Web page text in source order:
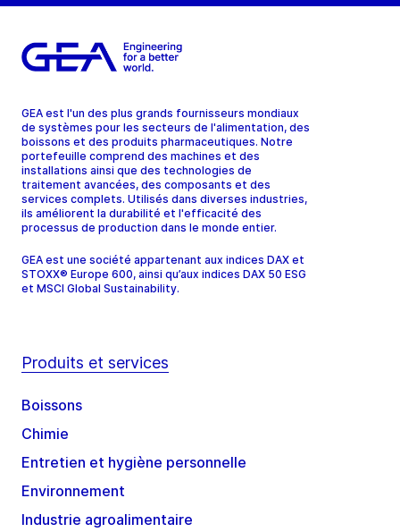
GEA est l'un des plus grands fournisseurs mondiaux
de systèmes pour les secteurs de l'alimentation, des
boissons et des produits pharmaceutiques. Notre
portefeuille comprend des machines et des
installations ainsi que des technologies de
traitement avancées, des composants et des
services complets. Utilisés dans diverses industries,
ils améliorent la durabilité et l'efficacité des
processus de production dans le monde entier.
GEA est une société appartenant aux indices DAX et
STOXX® Europe 600, ainsi qu’aux indices DAX 50 ESG
et MSCI Global Sustainability.
Produits et services
Boissons
Chimie
Entretien et hygiène personnelle
Environnement
Industrie agroalimentaire